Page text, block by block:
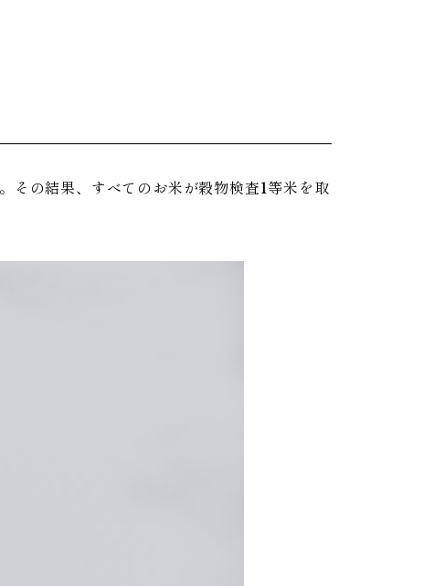
その結果、すべてのお米が穀物検査1等米を取